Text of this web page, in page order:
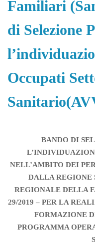
Familiari
di Selezione
Occupati
BANDO DI
NELL’AMBITO DEI
DALLA REGIONE
REGIONALE DELLA
29/2019 – PER LA
FORMAZIONE
PROGRAMMA